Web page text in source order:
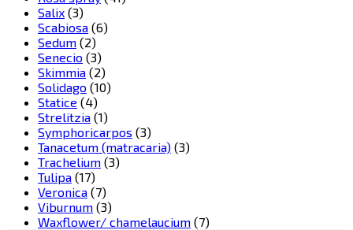
Salix (3)
Scabiosa (6)
Sedum (2)
Senecio (3)
Skimmia (2)
Solidago (10)
Statice (4)
Strelitzia (1)
Symphoricarpos (3)
Tanacetum (matracaria) (3)
Trachelium (3)
Tulipa (17)
Veronica (7)
Viburnum (3)
Waxflower/ chamelaucium (7)